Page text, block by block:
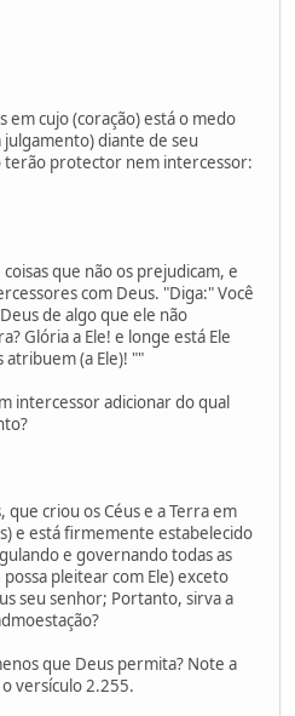
em cujo (coração) está o medo
julgamento) diante de seu
terão protector nem intercessor:
que não os prejudicam, e
com Deus. "Diga:" Você
de algo que ele não
Glória a Ele! e longe está Ele
atribuem (a Ele)! ""
intercessor adicionar do qual
criou os Céus e a Terra em
e está firmemente estabelecido
e governando todas as
pleitear com Ele) exceto
seu senhor; Portanto, sirva a
que Deus permita? Note a
versículo 2.255.